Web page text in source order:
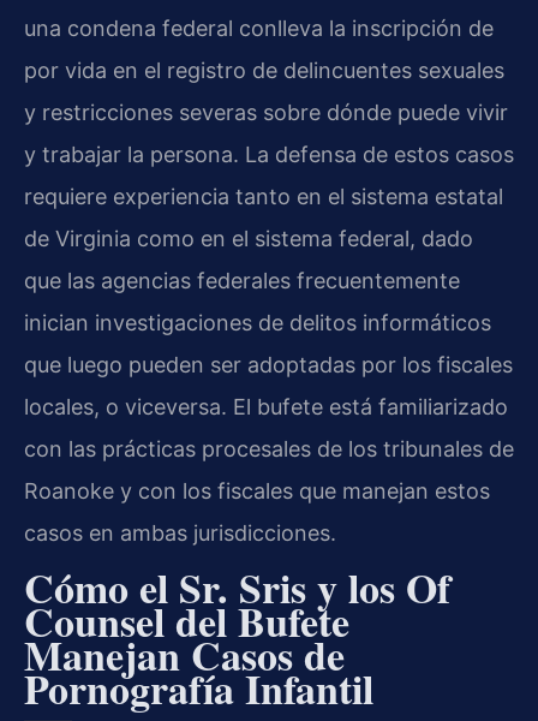
una condena federal conlleva la inscripción de
por vida en el registro de delincuentes sexuales
y restricciones severas sobre dónde puede vivir
y trabajar la persona. La defensa de estos casos
requiere experiencia tanto en el sistema estatal
de Virginia como en el sistema federal, dado
que las agencias federales frecuentemente
inician investigaciones de delitos informáticos
que luego pueden ser adoptadas por los fiscales
locales, o viceversa. El bufete está familiarizado
con las prácticas procesales de los tribunales de
Roanoke y con los fiscales que manejan estos
casos en ambas jurisdicciones.
Cómo el Sr. Sris y los Of
Counsel del Bufete
Manejan Casos de
Pornografía Infantil